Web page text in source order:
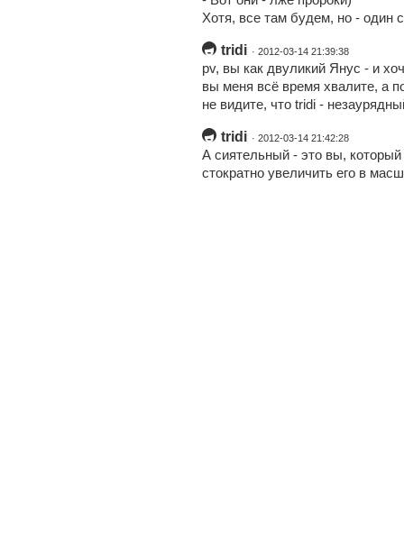
Хотя, все там будем, но - один
tridi · 2012-03-14 21:39:38
pv, вы как двуликий Янус - и
вы меня всё время хвалите, а
не видите, что tridi -
tridi · 2012-03-14 21:42:28
А сиятельный - это вы,
стократно увеличить его в